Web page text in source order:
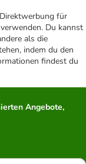
für
Du kannst
als die
indem du den
findest du
Angebote,